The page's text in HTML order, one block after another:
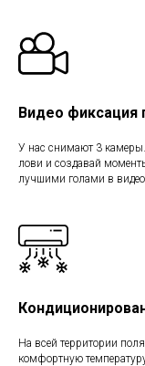
Видео фиксация
У нас снимают 3
лови и создавай
лучшими голами в видео
На всей территории
комфортную